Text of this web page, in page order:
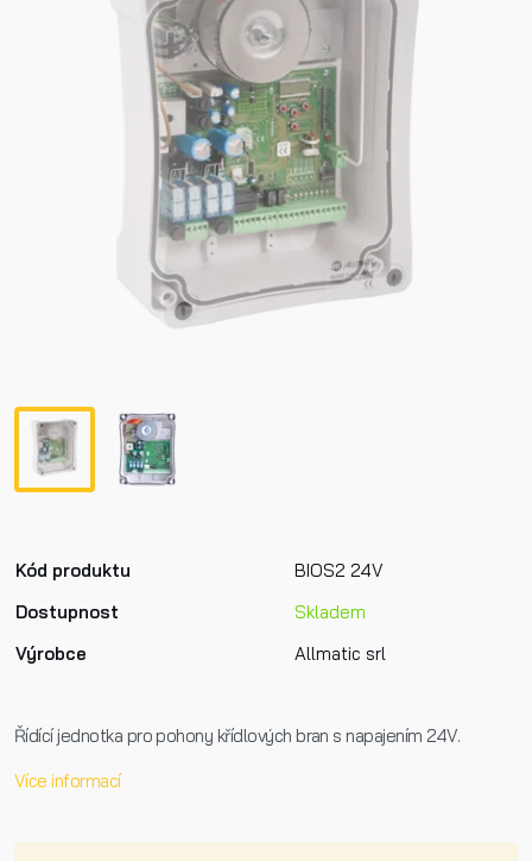
Kód produktu
BIOS2 24V
Dostupnost
Skladem
Výrobce
Allmatic srl
Řídící jednotka pro pohony křídlových bran s napajením 24V.
Více informací